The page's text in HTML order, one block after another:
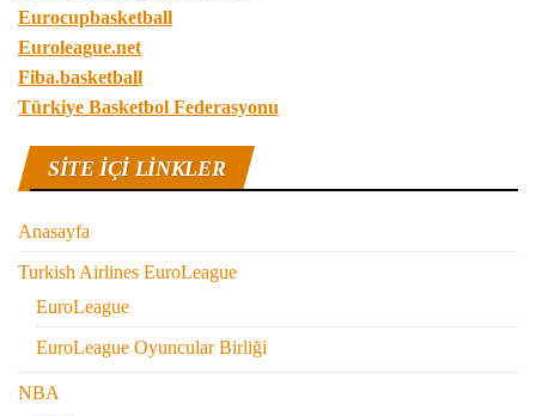
Eurocupbasketball
Euroleague.net
Fiba.basketball
Türkiye Basketbol Federasyonu
SITE IÇI LINKLER
Anasayfa
Turkish Airlines EuroLeague
EuroLeague
EuroLeague Oyuncular Birliği
NBA